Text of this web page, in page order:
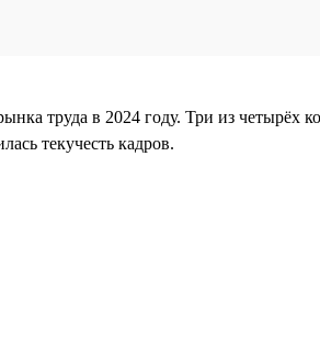
труда в 2024 году. Три из четырёх
текучесть кадров.